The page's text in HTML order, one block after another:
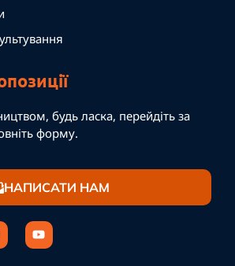
будь ласка, перейдіть за
форму.
НАПИСАТИ НАМ